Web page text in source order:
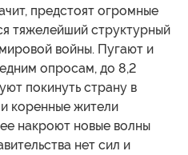
предстоят огромные
тяжелейший структурный
войны. Пугают и
опросам, до 8,2
покинуть страну в
коренные жители
накроют новые волны
нет сил и